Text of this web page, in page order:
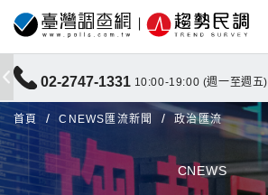
02-2747-1331 10:00-19:00 (週一至週五)
首頁 CNEWS匯流新聞 政治匯流
CNEWS